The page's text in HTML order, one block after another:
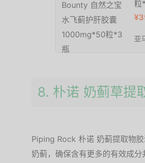
粒
亚
8. 朴诺 奶蓟草提
Piping Rock 朴诺 奶蓟提取物
奶蓟，确保含有更多的有效成